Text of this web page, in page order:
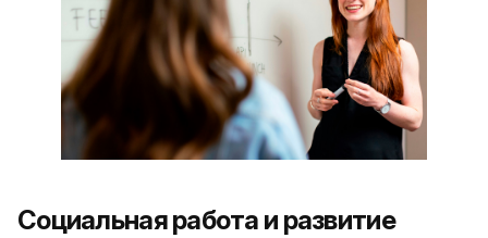
Социальная работа и развитие